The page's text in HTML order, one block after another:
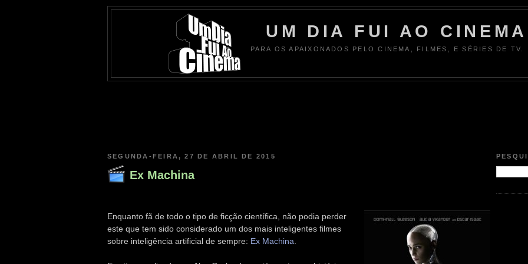
UM DIA FUI AO CINEMA
PARA OS APAIXONADOS PELO CINEMA, FILMES, E SÉRIES DE TV.
SEGUNDA-FEIRA, 27 DE ABRIL DE 2015
Ex Machina
Enquanto fã de todo o tipo de ficção científica, não podia perder
este que tem sido considerado um dos mais inteligentes filmes
sobre inteligência artificial de sempre: Ex Machina